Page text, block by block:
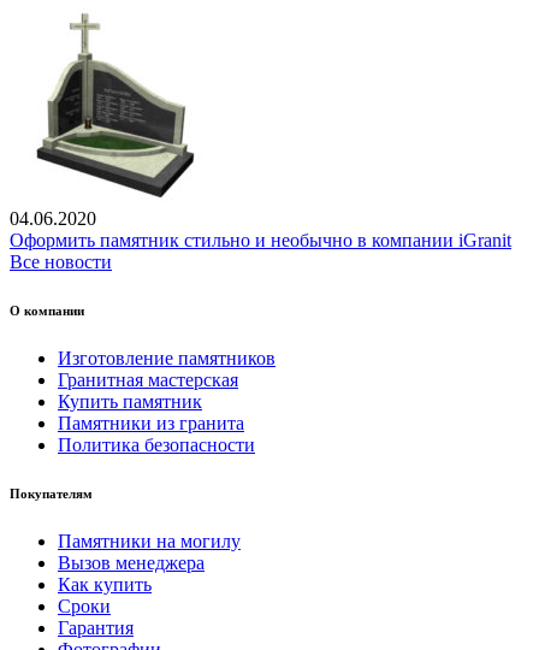
04.06.2020
Оформить памятник стильно и необычно в компании iGranit
Все новости
О компании
Изготовление памятников
Гранитная мастерская
Купить памятник
Памятники из гранита
Политика безопасности
Покупателям
Памятники на могилу
Вызов менеджера
Как купить
Сроки
Гарантия